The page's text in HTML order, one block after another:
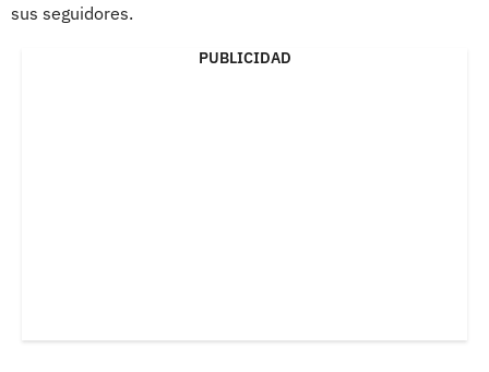
sus seguidores.
PUBLICIDAD